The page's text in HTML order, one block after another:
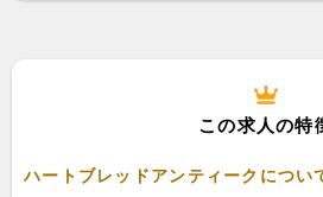
この求人の特
ハートブレッドアンティークについ